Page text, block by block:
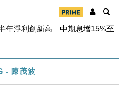
年淨利創新高 中期息增15%至
今年GDP預測至4.5% 看好貿易
人員要求交「保證金」 43歲女子
- 陳茂波